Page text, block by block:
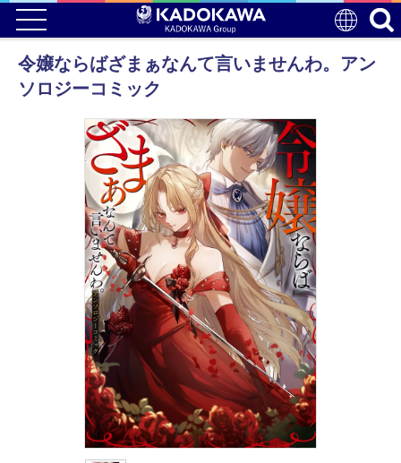
令嬢ならばざまぁなんて言いませんわ。アン
ソロジーコミック